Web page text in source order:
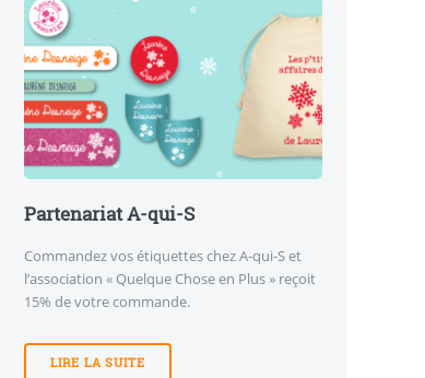
Partenariat A-qui-S
Commandez vos étiquettes chez A-qui-S et
l’association « Quelque Chose en Plus » reçoit
15% de votre commande.
LIRE LA SUITE